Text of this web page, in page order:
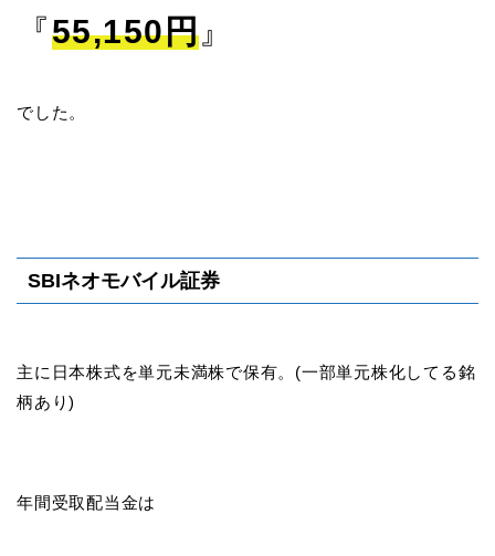
『55,150円 』
でした。
SBIネオモバイル証券
主に日本株式を単元未満株で保有。(一部単元株化してる銘
柄あり)
年間受取配当金は